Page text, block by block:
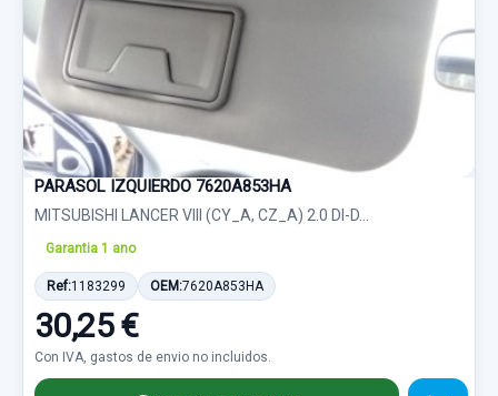
PARASOL IZQUIERDO 7620A853HA
MITSUBISHI LANCER VIII (CY_A, CZ_A) 2.0 DI-D...
Garantia 1 ano
Ref:1183299 OEM:7620A853HA
30,25 €
Con IVA, gastos de envio no incluidos.